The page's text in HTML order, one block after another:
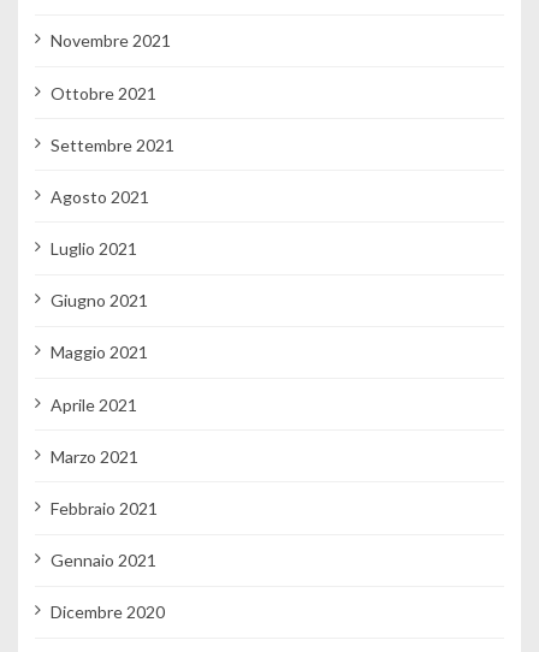
Novembre 2021
Ottobre 2021
Settembre 2021
Agosto 2021
Luglio 2021
Giugno 2021
Maggio 2021
Aprile 2021
Marzo 2021
Febbraio 2021
Gennaio 2021
Dicembre 2020